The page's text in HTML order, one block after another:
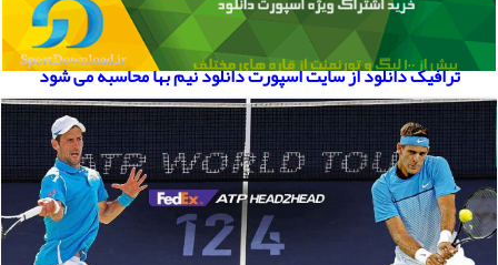
ترافیک دانلود از سایت اسپورت دانلود نیم بها محاسبه می شود